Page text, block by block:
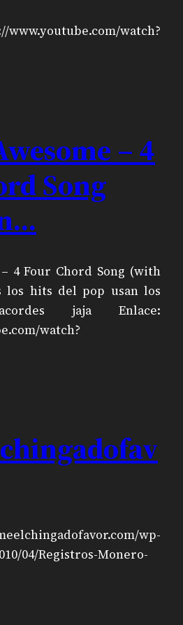
watch?
– 4
Song
4 Four Chord Song (with
los hits del pop usan los
jaja Enlace:
watch?
wp-
04/Registros-Monero-